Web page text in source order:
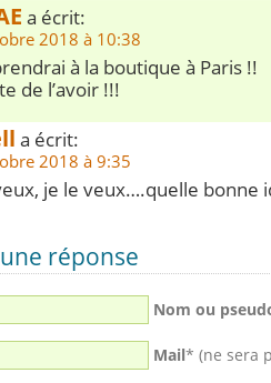
a écrit:
2018 à 10:38
à la boutique à Paris !!
de l’avoir !!!
a écrit:
2018 à 9:35
je le veux….quelle bonne
réponse
Nom ou
Mail* (ne sera